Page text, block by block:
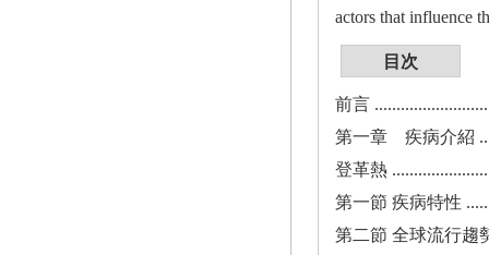
actors that influence
目次
前言
第一章 疾病介紹
登革熱
第一節 疾病特性
第二節 全球流行趨